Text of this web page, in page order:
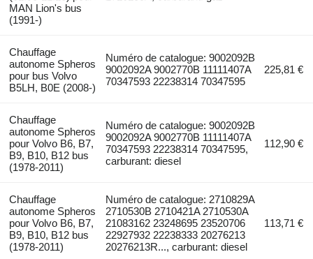
MAN Lion's bus
(1991-)
Chauffage
autonome Spheros
pour bus Volvo
B5LH, B0E (2008-)
Numéro de catalogue: 9002092B
9002092A 9002770B 11111407A
70347593 22238314 70347595
225,81 €
Chauffage
autonome Spheros
pour Volvo B6, B7,
B9, B10, B12 bus
(1978-2011)
Numéro de catalogue: 9002092B
9002092A 9002770B 11111407A
70347593 22238314 70347595,
carburant: diesel
112,90 €
Chauffage
autonome Spheros
pour Volvo B6, B7,
B9, B10, B12 bus
(1978-2011)
Numéro de catalogue: 2710829A
2710530B 2710421A 2710530A
21083162 23248695 23520706
22927932 22238333 20276213
20276213R..., carburant: diesel
113,71 €